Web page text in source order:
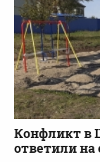
Конфликт в
ответили